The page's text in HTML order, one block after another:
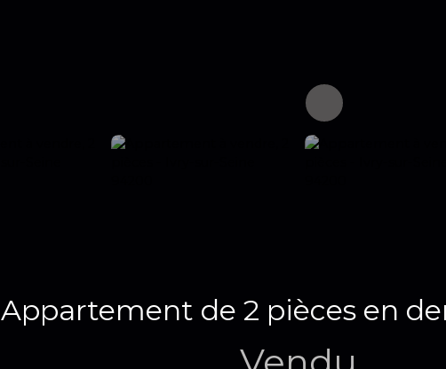
Appartement de 2 pièces en